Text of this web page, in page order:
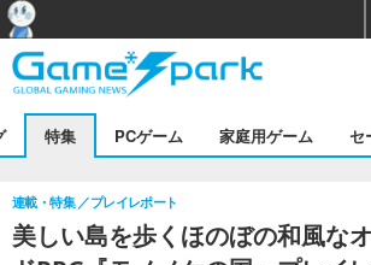
特集 PCゲーム 家庭用ゲーム セ
美しい島を歩くほのぼの和風な
連載・特集 プレイレポート